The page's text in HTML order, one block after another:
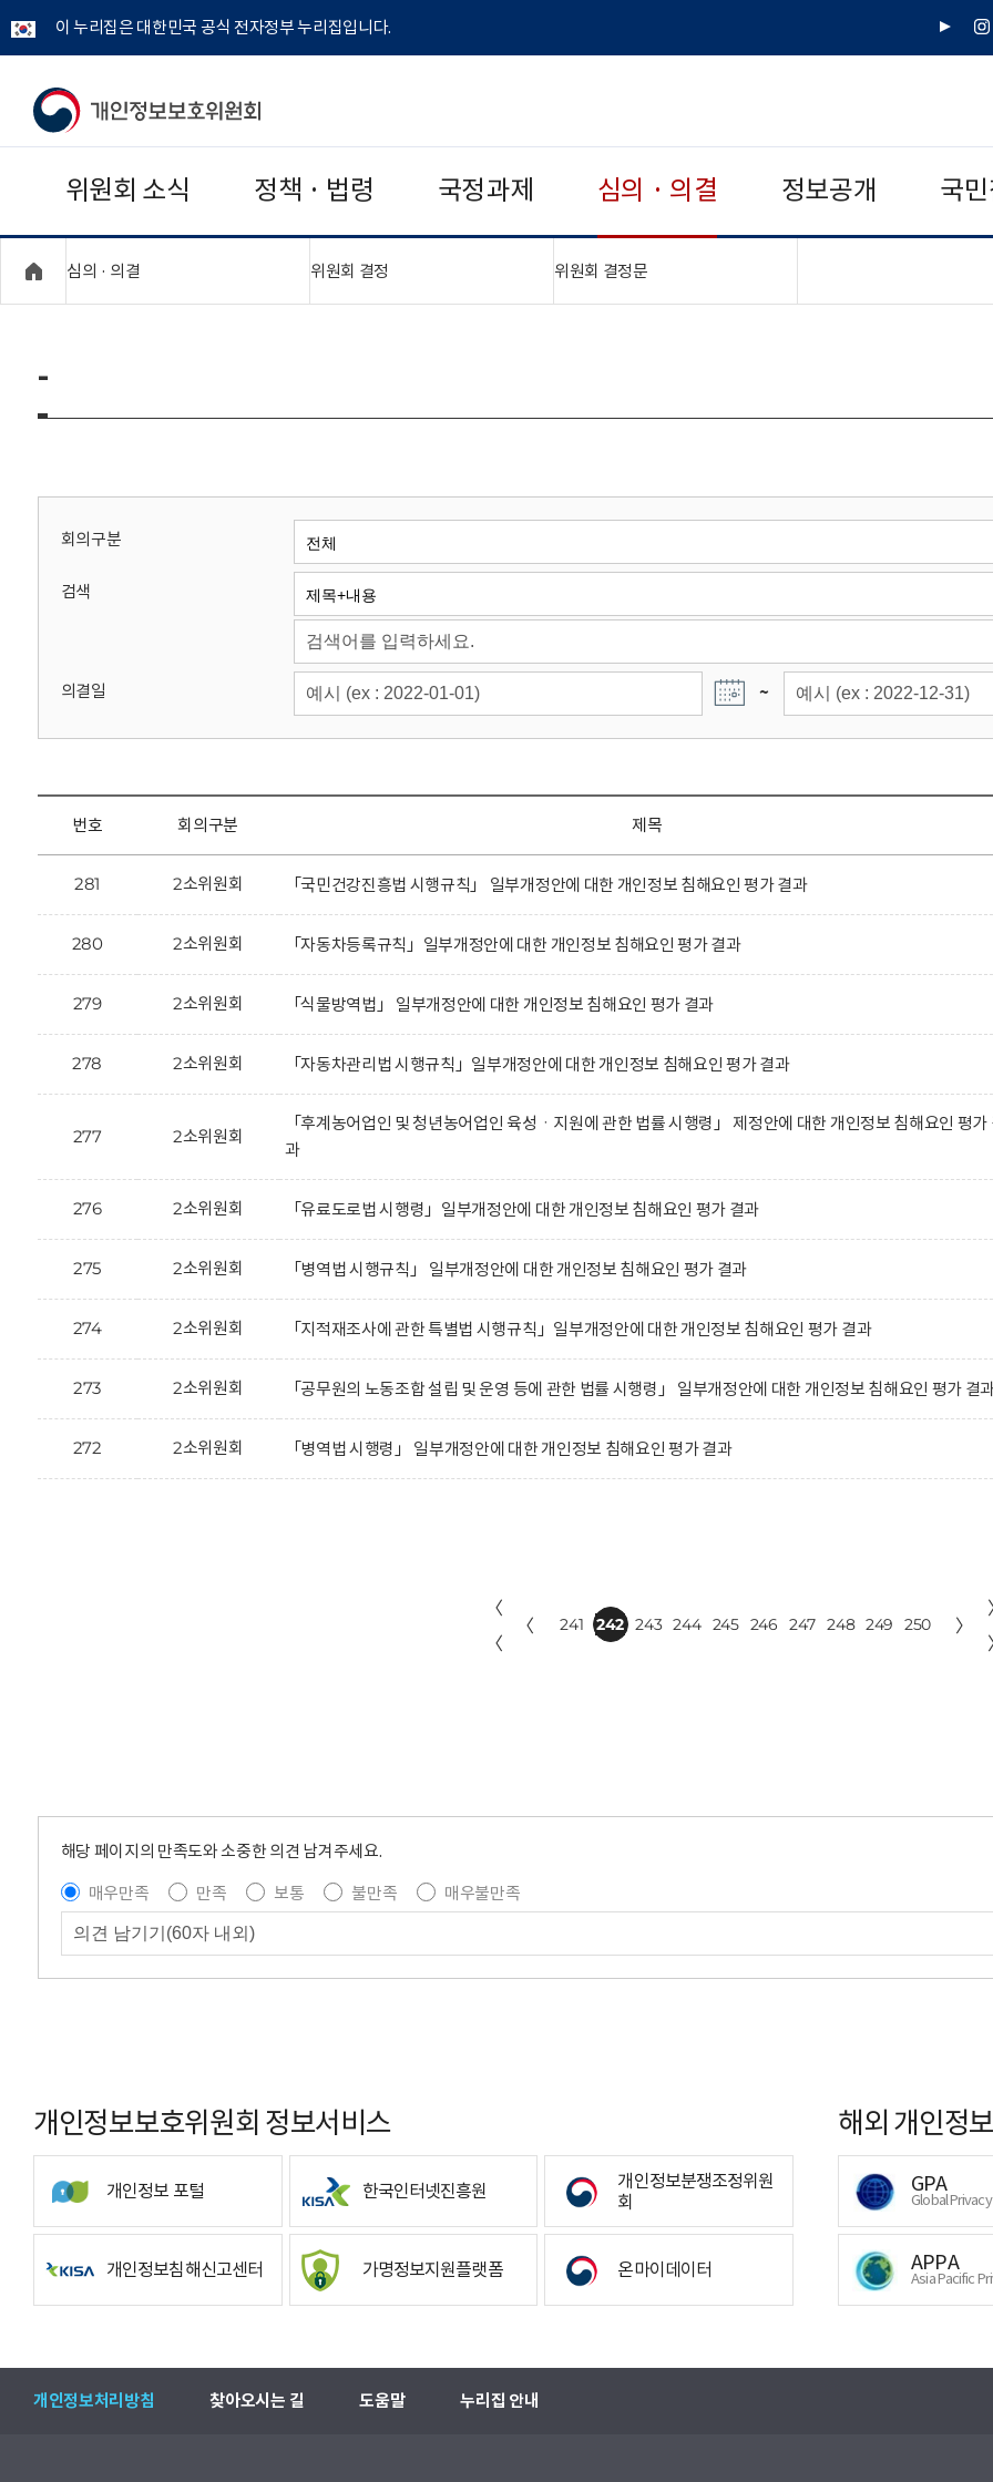
이 누리집은 대한민국 공식 전자정부 누리집입니다.
유
인
개
보
보
위
회
위원회 소식 정책 · 법령 국정과제 심의 · 의결 정보공개 국
심의 · 의결 위원회 결정 위원회 결정문"접기,펼치기"
-
회의구분
검색
의결일 ~
번호 회의구분 제목
281 2소위원회 「국민건강진흥법 시행규칙」 일부개정안에 대한 개인정보 침해요인 평가 결과
280 2소위원회 「자동차등록규칙」일부개정안에 대한 개인정보 침해요인 평가 결과
279 2소위원회 「식물방역법」 일부개정안에 대한 개인정보 침해요인 평가 결과
278 2소위원회 「자동차관리법 시행규칙」일부개정안에 대한 개인정보 침해요인 평가 결과
277 2소위원회
「후계농어업인 및 청년농어업인 육성ㆍ지원에 관한 법률 시행령」 제정안에 대한 개인정보 침해요인 평가
과
276 2소위원회 「유료도로법 시행령」일부개정안에 대한 개인정보 침해요인 평가 결과
275 2소위원회 「병역법 시행규칙」 일부개정안에 대한 개인정보 침해요인 평가 결과
274 2소위원회 「지적재조사에 관한 특별법 시행규칙」일부개정안에 대한 개인정보 침해요인 평가 결과
273 2소위원회 「공무원의 노동조합 설립 및 운영 등에 관한 법률 시행령」 일부개정안에 대한 개인정보 침해요인 평가 결
272 2소위원회 「병역법 시행령」 일부개정안에 대한 개인정보 침해요인 평가 결과
〈
〈
〈 241 242 243 244 245 246 247 248 249 250 〉
해당 페이지의 만족도와 소중한 의견 남겨주세요.
매우만족
만족 보통 불만족
매우불만족
개인정보보호위원회 정보서비스
개인정보 포털 한국인터넷진흥원
개인정보분쟁조정위원
회
개인정보침해신고센터 가명정보지원플랫폼 온마이데이터
해외 개인정
GPA
Global
APPA
Asia Pacific
개인정보처리방침 찾아오시는 길 도움말 누리집 안내